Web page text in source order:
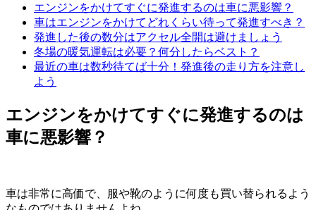
エンジンをかけてすぐに発進するのは車に悪影響？
車はエンジンをかけてどれくらい待って発進すべき？
発進した後の数分はアクセル全開は避けましょう
冬場の暖気運転は必要？何分したらベスト？
最近の車は数秒待てば十分！発進後の走り方を注意し
よう
エンジンをかけてすぐに発進するのは
車に悪影響？
車は非常に高価で、服や靴のように何度も買い替られるよう